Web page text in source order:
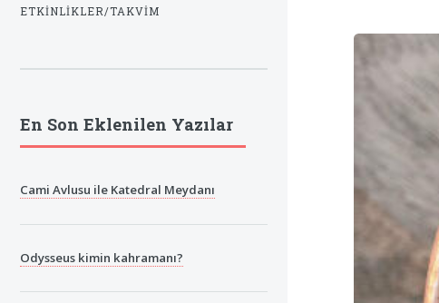
ETKINLIKLER/TAKVIM
En Son Eklenilen Yazılar
Cami Avlusu ile Katedral Meydanı
Odysseus kimin kahramanı?